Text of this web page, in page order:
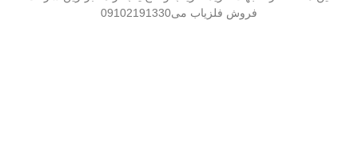
فروش فلزیاب می09102191330